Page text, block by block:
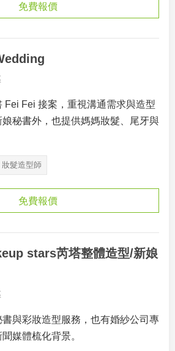
免費報價
Fei Fei 接案，重視溝通需求與造型
秘書外，也提供媽媽妝髮、尾牙與
妝髮造型師
免費報價
stars芮塔整體造型/新娘
與彩妝造型服務，也有婚紗公司專
媒體梳化背景。